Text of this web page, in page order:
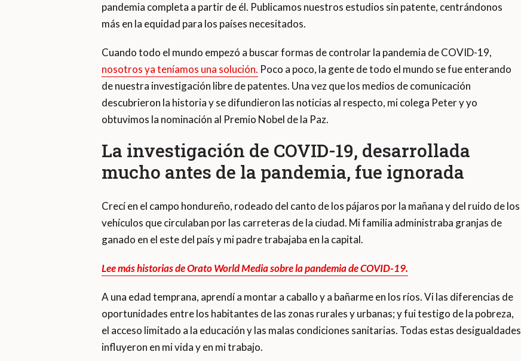
pandemia completa a partir de él. Publicamos nuestros estudios sin patente, centrándonos
más en la equidad para los países necesitados.
Cuando todo el mundo empezó a buscar formas de controlar la pandemia de COVID-19,
nosotros ya teníamos una solución. Poco a poco, la gente de todo el mundo se fue enterando
de nuestra investigación libre de patentes. Una vez que los medios de comunicación
descubrieron la historia y se difundieron las noticias al respecto, mi colega Peter y yo
obtuvimos la nominación al Premio Nobel de la Paz.
La investigación de COVID-19, desarrollada
mucho antes de la pandemia, fue ignorada
Crecí en el campo hondureño, rodeado del canto de los pájaros por la mañana y del ruido de los
vehículos que circulaban por las carreteras de la ciudad. Mi familia administraba granjas de
ganado en el este del país y mi padre trabajaba en la capital.
Lee más historias de Orato World Media sobre la pandemia de COVID-19.
A una edad temprana, aprendí a montar a caballo y a bañarme en los ríos. Vi las diferencias de
oportunidades entre los habitantes de las zonas rurales y urbanas; y fui testigo de la pobreza,
el acceso limitado a la educación y las malas condiciones sanitarias. Todas estas desigualdades
influyeron en mi vida y en mi trabajo.